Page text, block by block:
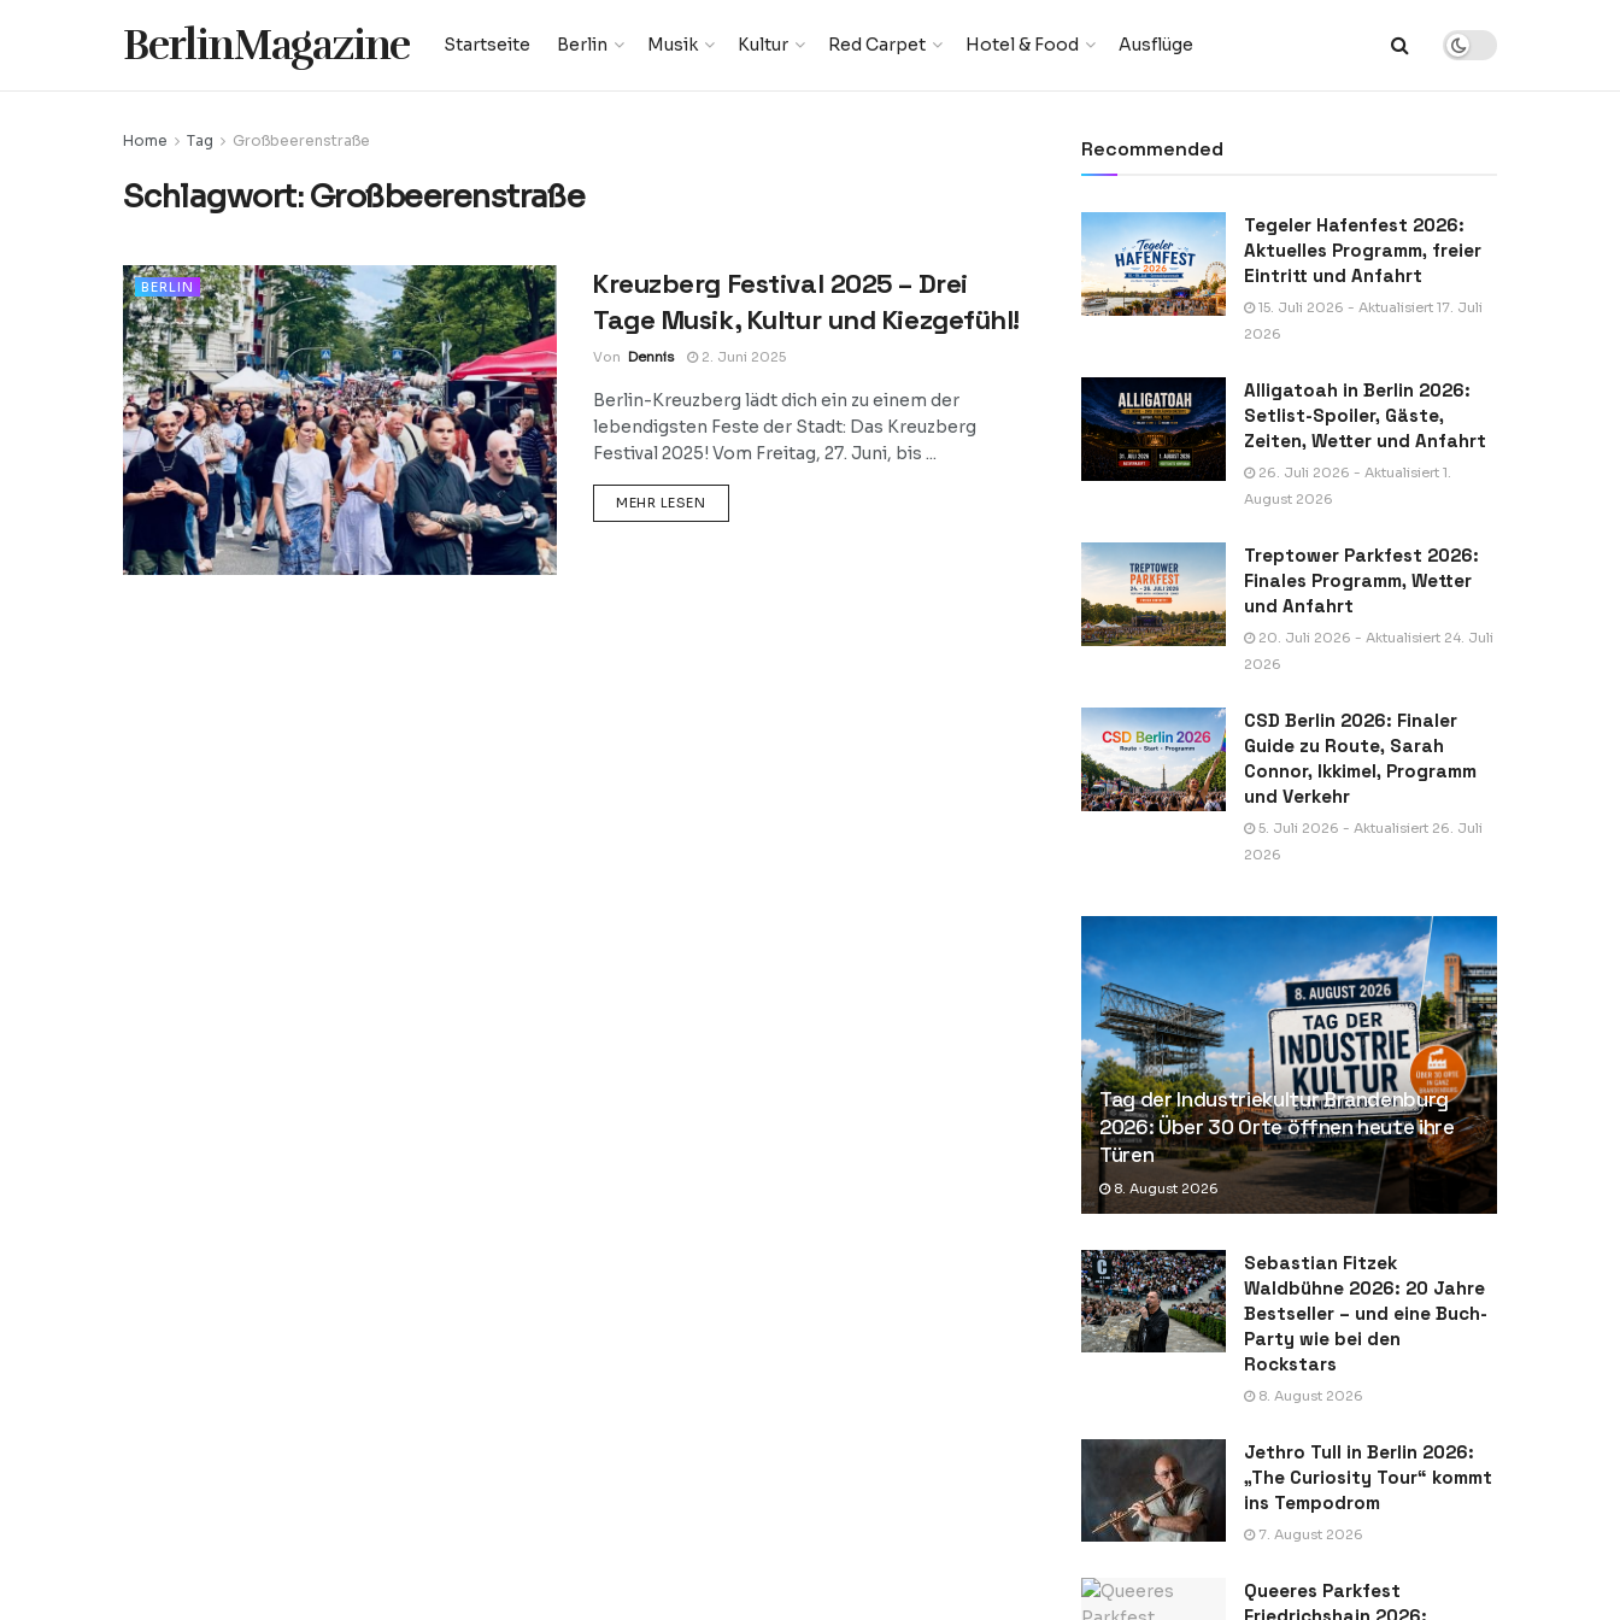
BerlinMagazine Startseite Berlin Musik Kultur Red Carpet Hotel & Food Ausflüge
Home Tag Großbeerenstraße
Schlagwort:Großbeerenstraße
BERLIN
Kreuzberg Festival 2025 – Drei
Tage Musik, Kultur und Kiezgefühl!
Von Dennis 2. Juni 2025
Berlin-Kreuzberg lädt dich ein zu einem der
lebendigsten Feste der Stadt: Das Kreuzberg
Festival 2025! Vom Freitag, 27. Juni, bis ...
MEHR LESEN
Recommended
Tegeler Hafenfest 2026:
Aktuelles Programm, freier
Eintritt und Anfahrt
15. Juli 2026 - Aktualisiert 17. Juli
2026
Alligatoah in Berlin 2026:
Setlist-Spoiler, Gäste,
Zeiten, Wetter und Anfahrt
26. Juli 2026 - Aktualisiert 1.
August 2026
Treptower Parkfest 2026:
Finales Programm, Wetter
und Anfahrt
20. Juli 2026 - Aktualisiert 24. Juli
2026
CSD Berlin 2026: Finaler
Guide zu Route, Sarah
Connor, Ikkimel, Programm
und Verkehr
5. Juli 2026 - Aktualisiert 26. Juli
2026
Tag der Industriekultur Brandenburg
2026: Über 30 Orte öffnen heute ihre
Türen
8. August 2026
Sebastian Fitzek
Waldbühne 2026: 20 Jahre
Bestseller – und eine Buch-
Party wie bei den
Rockstars
8. August 2026
Jethro Tull in Berlin 2026:
„The Curiosity Tour“ kommt
ins Tempodrom
7. August 2026
Queeres Parkfest
Friedrichshain 2026: